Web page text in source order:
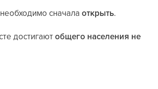
сначалаоткрыть.
достигаютобщего населения не